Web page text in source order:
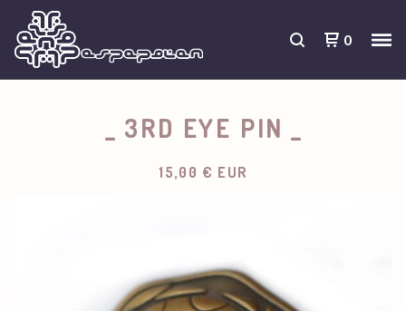
0
_ 3RD EYE PIN _
15,00 € EUR